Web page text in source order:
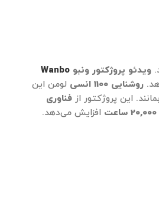
ویدئو پروژکتور ونبو Wanbo
روشنایی 1100 انسی
لومن این
این پروژکتور از فناوری
20,000 ساعت
افزایش می‌دهد.